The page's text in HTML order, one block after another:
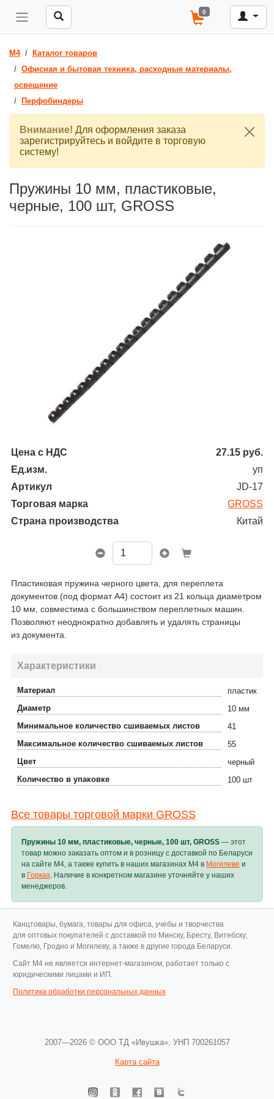
0
M4
Каталог товаров
Офисная и бытовая техника, расходные материалы,
освещение
Перфобиндеры
Внимание! Для оформления заказа
зарегистрируйтесь и войдите в торговую
систему!
Пружины 10 мм, пластиковые,
черные, 100 шт, GROSS
Цена с НДС 27.15 руб.
Ед.изм.
уп
Артикул
JD-17
Торговая марка
GROSS
Страна производства
Китай
Пластиковая пружина черного цвета, для переплета
документов (под формат А4) состоит из 21 кольца диаметром
10 мм, совместима с большинством переплетных машин.
Позволяют неоднократно добавлять и удалять страницы
из документа.
Характеристики
Материал
пластик
Диаметр
10 мм
Минимальное количество сшиваемых листов
41
Максимальное количество сшиваемых листов
55
Цвет
черный
Количество в упаковке
100 шт
Все товары торговой марки GROSS
Пружины 10 мм, пластиковые, черные, 100 шт, GROSS — этот
товар можно заказать оптом и в розницу с доставкой по Беларуси
на сайте M4, а также купить в наших магазинах M4 в Могилеве и
в Горках. Наличие в конкретном магазине уточняйте у наших
менеджеров.
Канцтовары, бумага, товары для офиса, учебы и творчества
для оптовых покупателей с доставкой по Минску, Бресту, Витебску,
Гомелю, Гродно и Могилеву, а также в другие города Беларуси.
Cайт M4 не является интернет-магазином, работает только с
юридическими лицами и ИП.
Политика обработки персональных данных
2007—2026 © ООО ТД «Ивушка», УНП 700261057
Карта сайта